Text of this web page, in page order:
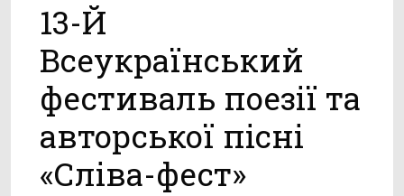
13-Й
Всеукраїнський
фестиваль поезії та
авторської пісні
«Сліва-фест»